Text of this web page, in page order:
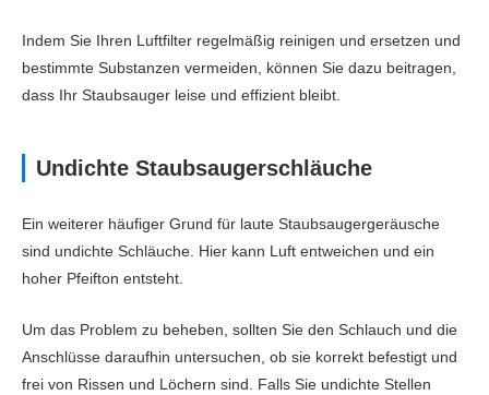
Indem Sie Ihren Luftfilter regelmäßig reinigen und ersetzen und
bestimmte Substanzen vermeiden, können Sie dazu beitragen,
dass Ihr Staubsauger leise und effizient bleibt.
Undichte Staubsaugerschläuche
Ein weiterer häufiger Grund für laute Staubsaugergeräusche
sind undichte Schläuche. Hier kann Luft entweichen und ein
hoher Pfeifton entsteht.
Um das Problem zu beheben, sollten Sie den Schlauch und die
Anschlüsse daraufhin untersuchen, ob sie korrekt befestigt und
frei von Rissen und Löchern sind. Falls Sie undichte Stellen